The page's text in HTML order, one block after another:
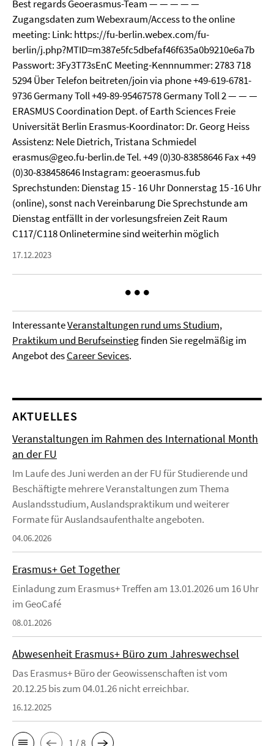
Best regards Geoerasmus-Team — — — — —
Zugangsdaten zum Webexraum/Access to the online
meeting: Link: https://fu-berlin.webex.com/fu-
berlin/j.php?MTID=m387e5fc5dbefaf46f635a0b9210e6a7b
Passwort: 3Fy3T73sEnC Meeting-Kennnummer: 2783 718
5294 Über Telefon beitreten/join via phone +49-619-6781-
9736 Germany Toll +49-89-95467578 Germany Toll 2 — — —
ERASMUS Coordination Dept. of Earth Sciences Freie
Universität Berlin Erasmus-Koordinator: Dr. Georg Heiss
Assistenz: Nele Dietrich, Tristana Schmiedel
erasmus@geo.fu-berlin.de Tel. +49 (0)30-83858646 Fax +49
(0)30-838458646 Instagram: geoerasmus.fub
Sprechstunden: Dienstag 15 - 16 Uhr Donnerstag 15 -16 Uhr
(online), sonst nach Vereinbarung Die Sprechstunde am
Dienstag entfällt in der vorlesungsfreien Zeit Raum
C117/C118 Onlinetermine sind weiterhin möglich
17.12.2023
InteressanteVeranstaltungen rund ums Studium,
Praktikum und Berufseinstiegfinden Sie regelmäßig im
Angebot desCareer Sevices.
AKTUELLES
Veranstaltungen im Rahmen des International Month
an der FU
Im Laufe des Juni werden an der FU für Studierende und
Beschäftigte mehrere Veranstaltungen zum Thema
Auslandsstudium, Auslandspraktikum und weiterer
Formate für Auslandsaufenthalte angeboten.
04.06.2026
Erasmus+ Get Together
Einladung zum Erasmus+ Treffen am 13.01.2026 um 16 Uhr
im GeoCafé
08.01.2026
Abwesenheit Erasmus+ Büro zum Jahreswechsel
Das Erasmus+ Büro der Geowissenschaften ist vom
20.12.25 bis zum 04.01.26 nicht erreichbar.
16.12.2025
1 / 8